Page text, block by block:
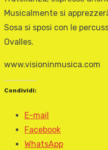
Musicalmente si
Sosa si sposi con le
Ovalles.
www.visioninmusica.com
Condividi:
E-mail
Facebook
WhatsApp